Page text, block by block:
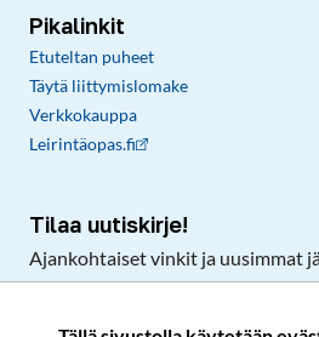
Pikalinkit
Etuteltan puheet
Täytä liittymislomake
Verkkokauppa
Leirintäopas.fi
Tilaa uutiskirje!
Ajankohtaiset vinkit ja uusimmat